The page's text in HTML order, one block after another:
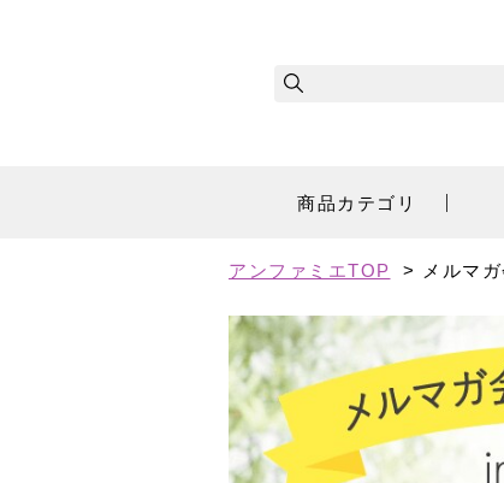
商品カテゴリ
アンファミエTOP > メルマ